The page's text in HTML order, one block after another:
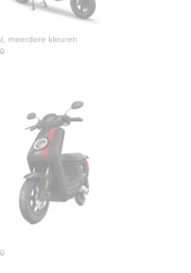
meerdere kleuren